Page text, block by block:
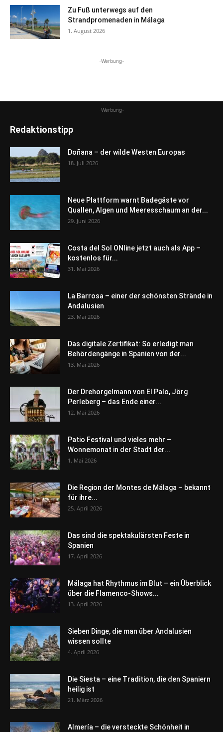
Zu Fuß unterwegs auf den
Strandpromenaden in Málaga
1. August 2026
-Werbung-
-Werbung-
Redaktionstipp
Doñana – der wilde Westen Europas
18. Juli 2026
Neue Plattform warnt Badegäste vor
Quallen, Algen und Meeresschaum an der...
29. Juni 2026
Costa del Sol ONline jetzt auch als App –
kostenlos für...
31. Mai 2026
La Barrosa – einer der schönsten Strände in
Andalusien
23. Mai 2026
Das digitale Zertifikat: So erledigt man
Behördengänge in Spanien von der...
13. Mai 2026
Der Drehorgelmann von El Palo, Jörg
Perleberg – das Ende einer...
12. Mai 2026
Patio Festival und vieles mehr –
Wonnemonat in der Stadt der...
1. Mai 2026
Die Region der Montes de Málaga – bekannt
für ihre...
25. April 2026
Das sind die spektakulärsten Feste in
Spanien
17. April 2026
Málaga hat Rhythmus im Blut – ein Überblick
über die Flamenco-Shows...
13. April 2026
Sieben Dinge, die man über Andalusien
wissen sollte
4. April 2026
Die Siesta – eine Tradition, die den Spaniern
heilig ist
21. März 2026
Almería – die versteckte Schönheit in